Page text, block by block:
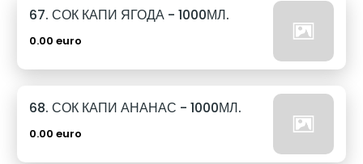
67. СОК КАПИ ЯГОДА - 1000МЛ.
0.00 euro
68. СОК КАПИ АНАНАС - 1000МЛ.
0.00 euro